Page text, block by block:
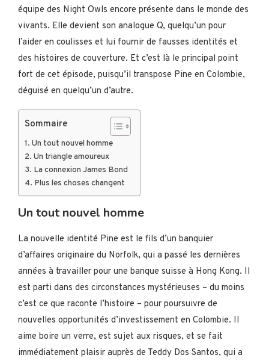
équipe des Night Owls encore présente dans le monde des
vivants. Elle devient son analogue Q, quelqu’un pour
l’aider en coulisses et lui fournir de fausses identités et
des histoires de couverture. Et c’est là le principal point
fort de cet épisode, puisqu’il transpose Pine en Colombie,
déguisé en quelqu’un d’autre.
Sommaire
Un tout nouvel homme
Un triangle amoureux
La connexion James Bond
Plus les choses changent
Un tout nouvel homme
La nouvelle identité Pine est le fils d’un banquier
d’affaires originaire du Norfolk, qui a passé les dernières
années à travailler pour une banque suisse à Hong Kong. Il
est parti dans des circonstances mystérieuses – du moins
c’est ce que raconte l’histoire – pour poursuivre de
nouvelles opportunités d’investissement en Colombie. Il
aime boire un verre, est sujet aux risques, et se fait
immédiatement plaisir auprès de Teddy Dos Santos, qui a